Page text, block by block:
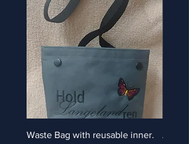
Waste Bag with reusable inner. A Gift